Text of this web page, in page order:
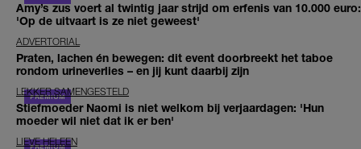
Amy’s zus voert al twintig jaar strijd om erfenis van 10.000 euro:
'Op de uitvaart is ze niet geweest'
ADVERTORIAL
Praten, lachen én bewegen: dit event doorbreekt het taboe
rondom urineverlies – en jij kunt daarbij zijn
LEKKER SAMENGESTELD
Stiefmoeder Naomi is niet welkom bij verjaardagen: 'Hun
moeder wil niet dat ik er ben'
LIEVE HELEEN